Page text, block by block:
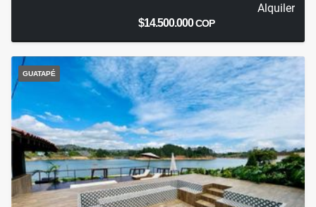
Alquiler
$14.500.000COP
GUATAPÉ